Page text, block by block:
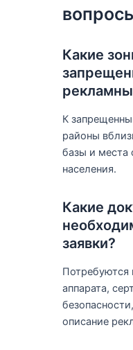
Какие
К
районы
базы и места
населения.
Какие
заявки?
Потребуются
аппарата,
описание